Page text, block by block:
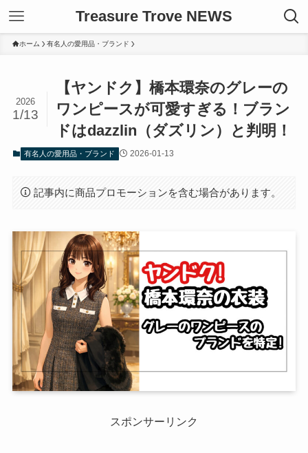
Treasure Trove NEWS
ホーム 有名人の愛用品・ブランド
【ヤンドク】橋本環奈のグレーの
ワンピースが可愛すぎる！ブラン
ドはdazzlin（ダズリン）と判明！
2026
1/13
有名人の愛用品・ブランド 2026-01-13
記事内に商品プロモーションを含む場合があります。
スポンサーリンク